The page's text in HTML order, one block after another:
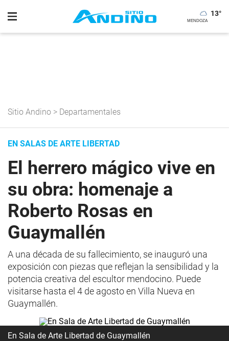
13°
Sitio Andino > Departamentales
EN SALAS DE ARTE LIBERTAD
El herrero mágico vive en
su obra: homenaje a
Roberto Rosas en
Guaymallén
A una década de su fallecimiento, se inauguró una
exposición con piezas que reflejan la sensibilidad y la
potencia creativa del escultor mendocino. Puede
visitarse hasta el 4 de agosto en Villa Nueva en
Guaymallén.
En Sala de Arte Libertad de Guaymallén